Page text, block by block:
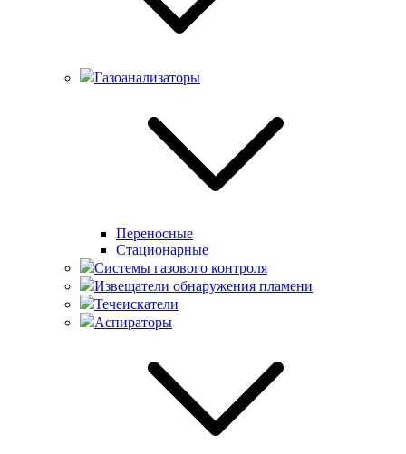
Газоанализаторы
Переносные
Стационарные
Системы газового контроля
Извещатели обнаружения пламени
Течеискатели
Аспираторы